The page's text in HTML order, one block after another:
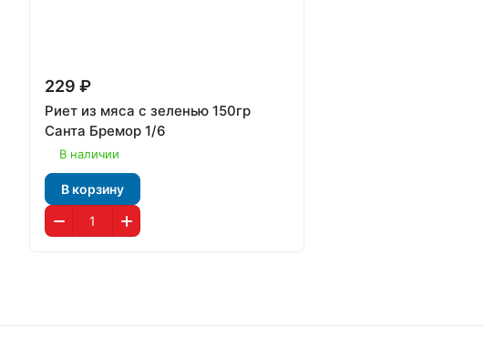
229 ₽
Риет из мяса с зеленью 150гр
Санта Бремор 1/6
В наличии
В корзину